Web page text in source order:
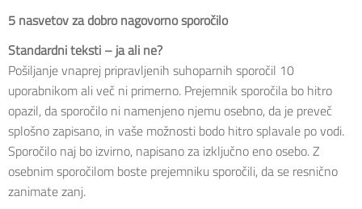
5 nasvetov za dobro nagovorno sporočilo
Standardni teksti – ja ali ne?
Pošiljanje vnaprej pripravljenih suhoparnih sporočil 10
uporabnikom ali več ni primerno. Prejemnik sporočila bo hitro
opazil, da sporočilo ni namenjeno njemu osebno, da je preveč
splošno zapisano, in vaše možnosti bodo hitro splavale po vodi.
Sporočilo naj bo izvirno, napisano za izključno eno osebo. Z
osebnim sporočilom boste prejemniku sporočili, da se resnično
zanimate zanj.